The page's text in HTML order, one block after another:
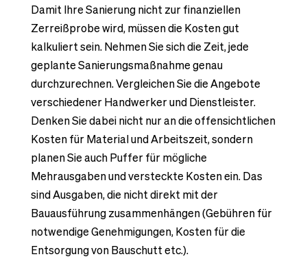
Damit Ihre Sanierung nicht zur finanziellen
Zerreißprobe wird, müssen die Kosten gut
kalkuliert sein. Nehmen Sie sich die Zeit, jede
geplante Sanierungsmaßnahme genau
durchzurechnen. Vergleichen Sie die Angebote
verschiedener Handwerker und Dienstleister.
Denken Sie dabei nicht nur an die offensichtlichen
Kosten für Material und Arbeitszeit, sondern
planen Sie auch Puffer für mögliche
Mehrausgaben und versteckte Kosten ein. Das
sind Ausgaben, die nicht direkt mit der
Bauausführung zusammenhängen (Gebühren für
notwendige Genehmigungen, Kosten für die
Entsorgung von Bauschutt etc.).